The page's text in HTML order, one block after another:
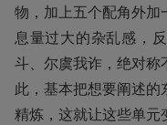
物，加上五个配角外
息量过大的杂乱感，
斗、尔虞我诈，绝对
此，基本把想要阐述
精炼，这就让这些单